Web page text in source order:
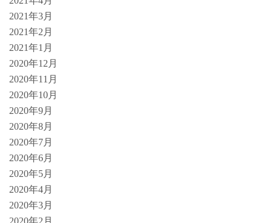
2021年3月
2021年2月
2021年1月
2020年12月
2020年11月
2020年10月
2020年9月
2020年8月
2020年7月
2020年6月
2020年5月
2020年4月
2020年3月
2020年2月